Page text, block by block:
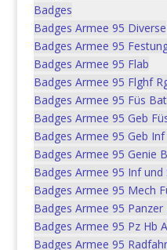
Badges
Badges Armee 95 Diverse
Badges Armee 95
Badges Armee 95 Flab
Badges Armee 95 Flghf
Badges Armee 95 Füs Bat
Badges Armee 95 Geb
Badges Armee 95 Geb
Badges Armee 95 Genie
Badges Armee 95 Inf und
Badges Armee 95 Mech
Badges Armee 95 Panzer
Badges Armee 95 Pz Hb
Badges Armee 95
Ähnliche
Gr art 2, EM
CHF5.00
In den